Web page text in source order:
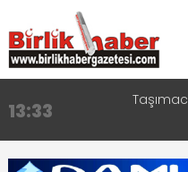
17:15
Aksaray
16:00
Aksaray Esnaf